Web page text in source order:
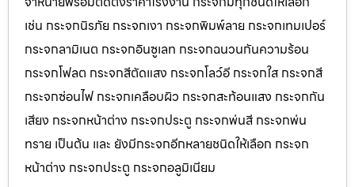
เช่น กระจกนิรภัย กระจกเงา กระจกพิมพ์ลาย กระจกเทมเปอร์
กระจกลามิเนต กระจกอินซูเลท กระจกฉนวนกันความร้อน
กระจกโฟลต กระจกสีตัดแสง กระจกโลว์อี กระจกใส กระจกสี
กระจกซ่อนไฟ กระจกเคลือบผิว กระจกสะท้อนแสง กระจกกัน
เสียง กระจกหน้าต่าง กระจกประตู กระจกพ่นสี กระจกพ่น
ทราย เป็นต้น และ ยังมีกระจกอีกหลายชนิดให้เลือก กระจก
หน้าต่าง กระจกประตู กระจกอลูมิเนียม